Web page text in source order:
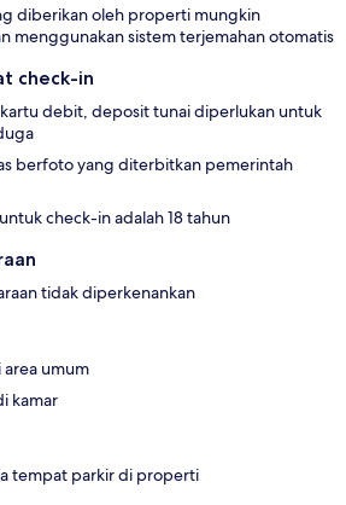
diberikan oleh properti mungkin
menggunakan sistem terjemahan otomatis
check-in
debit, deposit tunai diperlukan untuk
berfoto yang diterbitkan pemerintah
check-in adalah 18 tahun
tidak diperkenankan
area umum
kamar
tempat parkir di properti